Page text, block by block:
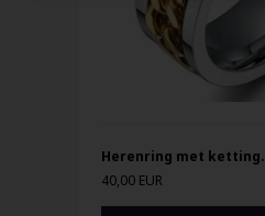
Herenring met ketting.
40,00 EUR